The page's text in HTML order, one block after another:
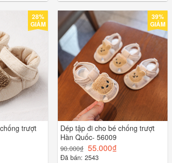
28%
GIẢM
trượt
39%
GIẢM
Dép tập đi cho bé chống trượt
Hàn Quốc- 56009
90.000₫ 55.000₫
Đã bán: 2543